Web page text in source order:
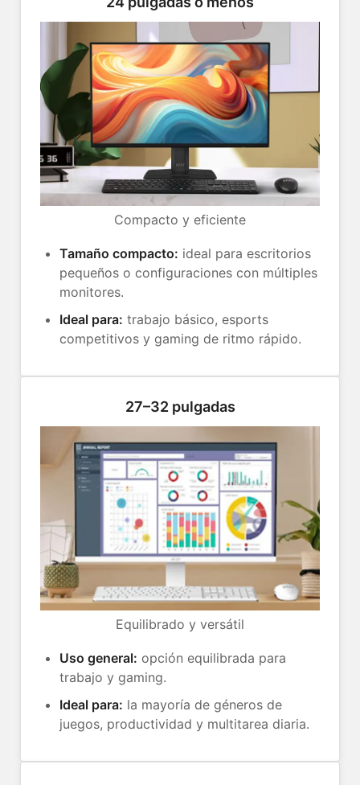
Compacto y eficiente
Tamaño compacto: ideal para escritorios
pequeños o configuraciones con múltiples
monitores.
Ideal para: trabajo básico, esports
competitivos y gaming de ritmo rápido.
27–32 pulgadas
Equilibrado y versátil
Uso general: opción equilibrada para
trabajo y gaming.
Ideal para: la mayoría de géneros de
juegos, productividad y multitarea diaria.